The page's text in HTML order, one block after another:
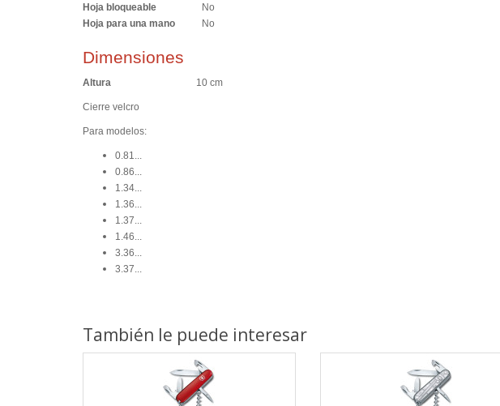
Hoja bloqueable
No
Hoja para una mano
No
Dimensiones
Altura 10 cm
Cierre velcro
Para modelos:
0.81...
0.86...
1.34...
1.36...
1.37...
1.46...
3.36...
3.37...
También le puede interesar